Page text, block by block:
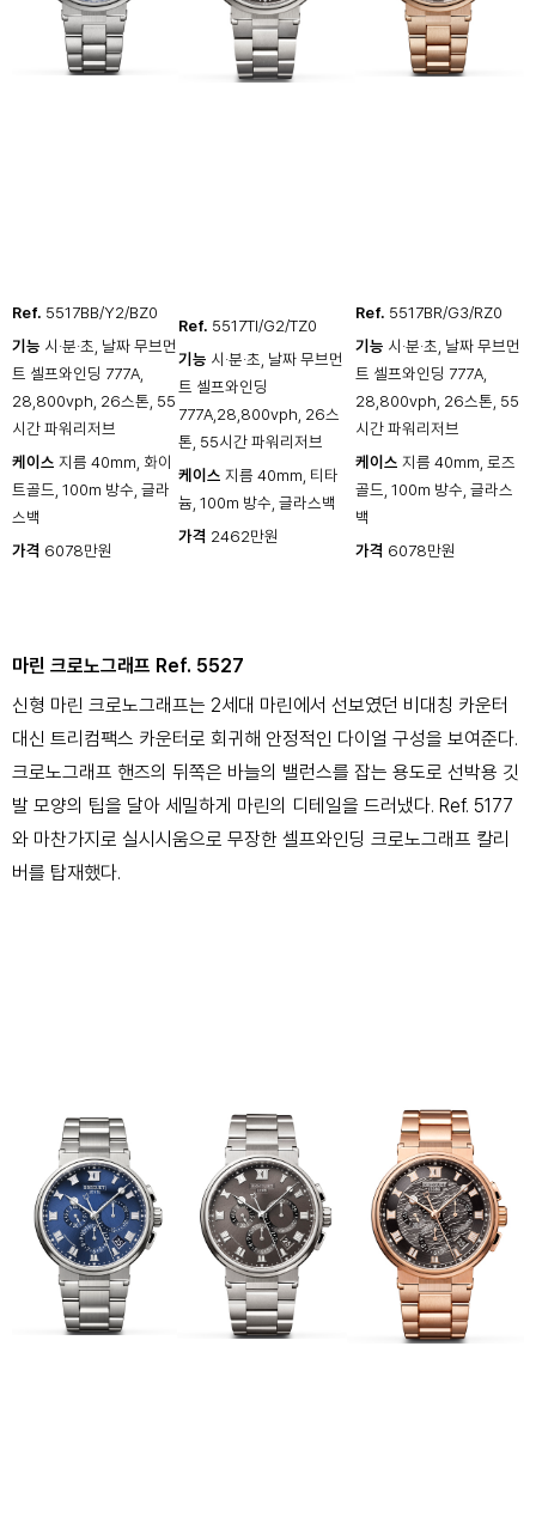
Ref. 5517BB/Y2/BZ0
기능 시·분·초, 날짜 무브먼
트 셀프와인딩 777A,
28,800vph, 26스톤, 55
시간 파워리저브
케이스 지름 40mm, 화이
트골드, 100m 방수, 글라
스백
가격 6078만원
Ref. 5517TI/G2/TZ0
기능 시·분·초, 날짜 무브먼
트 셀프와인딩
777A,28,800vph, 26스
톤, 55시간 파워리저브
케이스 지름 40mm, 티타
늄, 100m 방수, 글라스백
가격 2462만원
Ref. 5517BR/G3/RZ0
기능 시·분·초, 날짜 무브먼
트 셀프와인딩 777A,
28,800vph, 26스톤, 55
시간 파워리저브
케이스 지름 40mm, 로즈
골드, 100m 방수, 글라스
백
가격 6078만원
마린 크로노그래프 Ref. 5527
신형 마린 크로노그래프는 2세대 마린에서 선보였던 비대칭 카운터
대신 트리컴팩스 카운터로 회귀해 안정적인 다이얼 구성을 보여준다.
크로노그래프 핸즈의 뒤쪽은 바늘의 밸런스를 잡는 용도로 선박용 깃
발 모양의 팁을 달아 세밀하게 마린의 디테일을 드러냈다. Ref. 5177
와 마찬가지로 실시시움으로 무장한 셀프와인딩 크로노그래프 칼리
버를 탑재했다.